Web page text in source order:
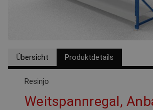
Übersicht Produktdetails
Resinjo
Weitspannregal,